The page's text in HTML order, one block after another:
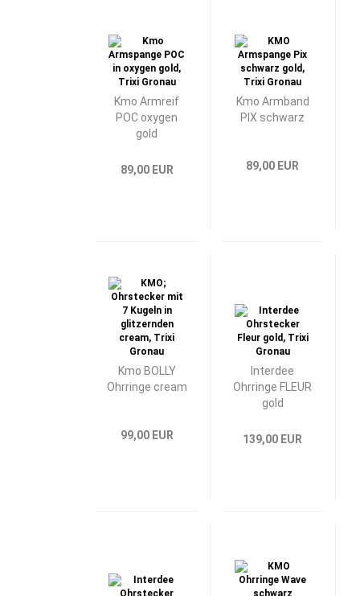
Kmo Armreif
POC oxygen
gold
89,00 EUR
Kmo Armband
PIX schwarz
89,00 EUR
Kmo BOLLY
Ohrringe cream
99,00 EUR
Interdee
Ohrringe FLEUR
gold
139,00 EUR